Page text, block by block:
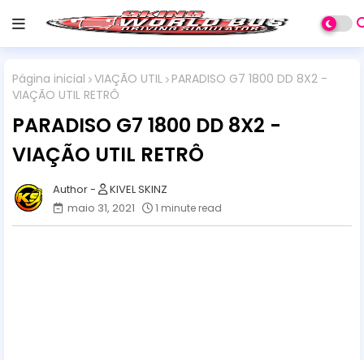
Página inicial VIAÇÃO UTIL PARADISO G7 1800 DD 8X2 -
VIAÇÃO UTIL RETRÔ
PARADISO G7 1800 DD 8X2 -
VIAÇÃO UTIL RETRÔ
KIVEL SKINZ
maio 31, 2021
1 minute read